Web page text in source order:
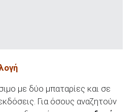
με δύο μπαταρίες και σε
Για όσους αναζητούν